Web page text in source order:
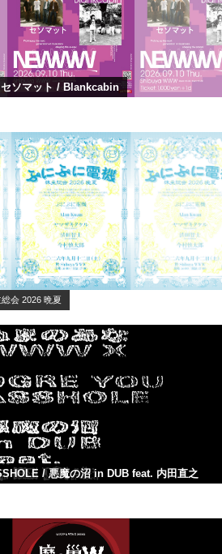
ソマット / Blankcabin
会 2026 晩夏
/ 悪魔の沼 in DUB feat. 内田直之